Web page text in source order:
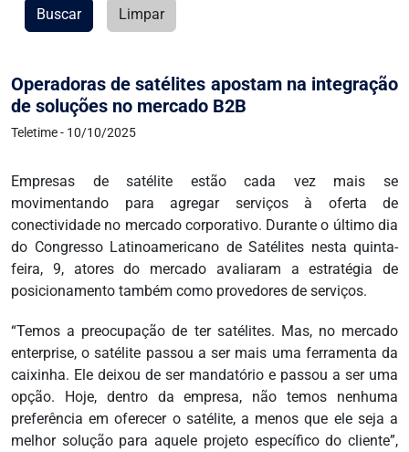
Operadoras de satélites apostam na integração
de soluções no mercado B2B
Teletime - 10/10/2025
Empresas de satélite estão cada vez mais se
movimentando para agregar serviços à oferta de
conectividade no mercado corporativo. Durante o último dia
do Congresso Latinoamericano de Satélites nesta quinta-
feira, 9, atores do mercado avaliaram a estratégia de
posicionamento também como provedores de serviços.
“Temos a preocupação de ter satélites. Mas, no mercado
enterprise, o satélite passou a ser mais uma ferramenta da
caixinha. Ele deixou de ser mandatório e passou a ser uma
opção. Hoje, dentro da empresa, não temos nenhuma
preferência em oferecer o satélite, a menos que ele seja a
melhor solução para aquele projeto específico do cliente”,
Buscar Limpar